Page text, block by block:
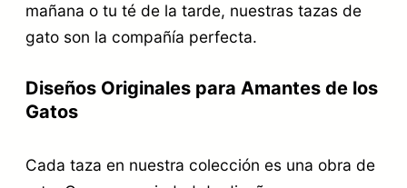
mañana o tu té de la tarde, nuestras tazas de
gato son la compañía perfecta.
Diseños Originales para Amantes de los
Gatos
Cada taza en nuestra colección es una obra de